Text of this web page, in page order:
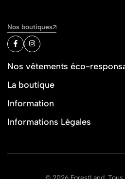
Nos boutiques
Nos vêtements éco-
La boutique
Information
Informations Légales